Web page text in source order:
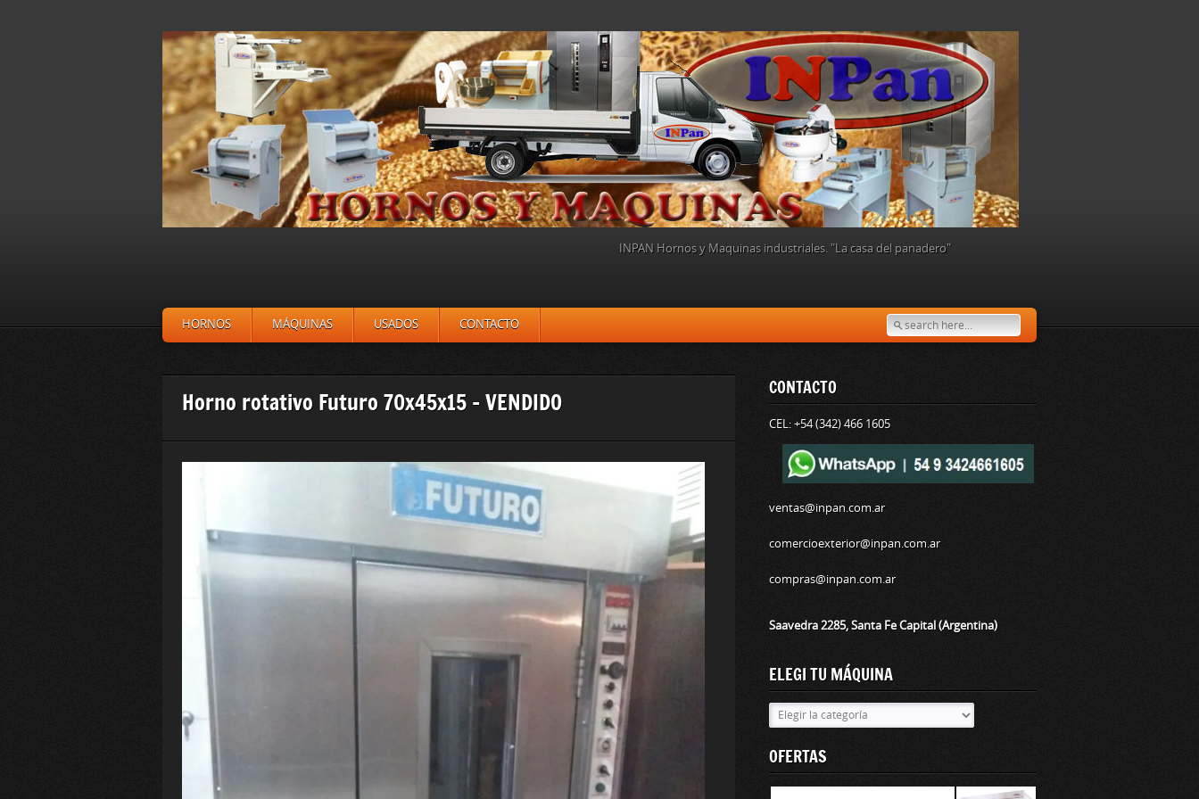
INPAN Hornos y Maquinas industriales. "La casa del panadero"
HORNOS MÁQUINAS USADOS CONTACTO
Horno rotativo Futuro 70x45x15 – VENDIDO CONTACTO
CEL: +54 (342) 466 1605
ventas@inpan.com.ar
comercioexterior@inpan.com.ar
compras@inpan.com.ar
Saavedra 2285, Santa Fe Capital (Argentina)
ELEGI TU MÁQUINA
Elegi
tu
OFERTAS